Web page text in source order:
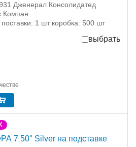
Дженерал Консолидатед
Компан
поставки: 1 шт коробка: 500 шт
выбрать
7 50" Silver на подставке